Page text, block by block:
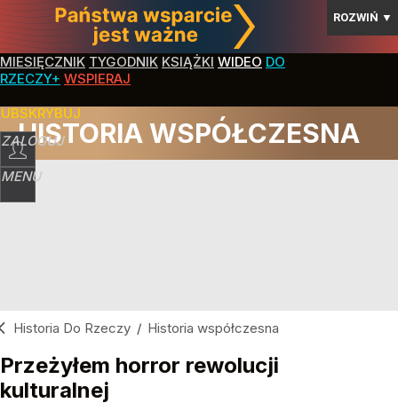
ROZWIŃ ▼
MIESIĘCZNIK TYGODNIK KSIĄŻKI WIDEO DO
RZECZY+ WSPIERAJ
ZALOGUJ
MENU
HISTORIA WSPÓŁCZESNA
Historia Do Rzeczy / Historia współczesna
Przeżyłem horror rewolucji
kulturalnej